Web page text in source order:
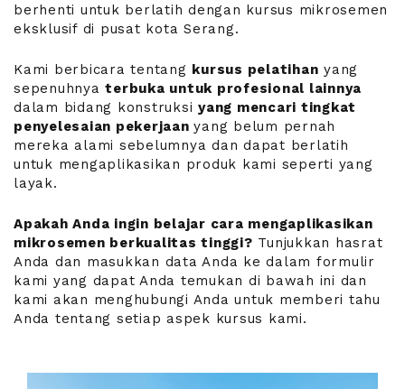
berhenti untuk berlatih dengan kursus mikrosemen
eksklusif di pusat kota Serang.
Kami berbicara tentang kursus pelatihan yang
sepenuhnyaterbuka untuk profesional lainnya
dalam bidang konstruksi yang mencari tingkat
penyelesaian pekerjaanyang belum pernah
mereka alami sebelumnya dan dapat berlatih
untuk mengaplikasikan produk kami seperti yang
layak.
Apakah Anda ingin belajar cara mengaplikasikan
mikrosemen berkualitas tinggi? Tunjukkan hasrat
Anda dan masukkan data Anda ke dalam formulir
kami yang dapat Anda temukan di bawah ini dan
kami akan menghubungi Anda untuk memberi tahu
Anda tentang setiap aspek kursus kami.